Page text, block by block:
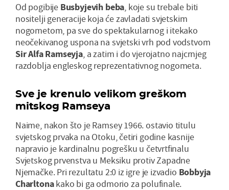
Od pogibije Busbyjevih beba, koje su trebale biti
nositelji generacije koja će zavladati svjetskim
nogometom, pa sve do spektakularnog i itekako
neočekivanog uspona na svjetski vrh pod vodstvom
Sir Alfa Ramseyja, a zatim i do vjerojatno najcrnjeg
razdoblja engleskog reprezentativnog nogometa.
Sve je krenulo velikom greškom
mitskog Ramseya
Naime, nakon što je Ramsey 1966. ostavio titulu
svjetskog prvaka na Otoku, četiri godine kasnije
napravio je kardinalnu pogrešku u četvrtfinalu
Svjetskog prvenstva u Meksiku protiv Zapadne
Njemačke. Pri rezultatu 2:0 iz igre je izvadio Bobbyja
Charltonakako bi ga odmorio za polufinale.